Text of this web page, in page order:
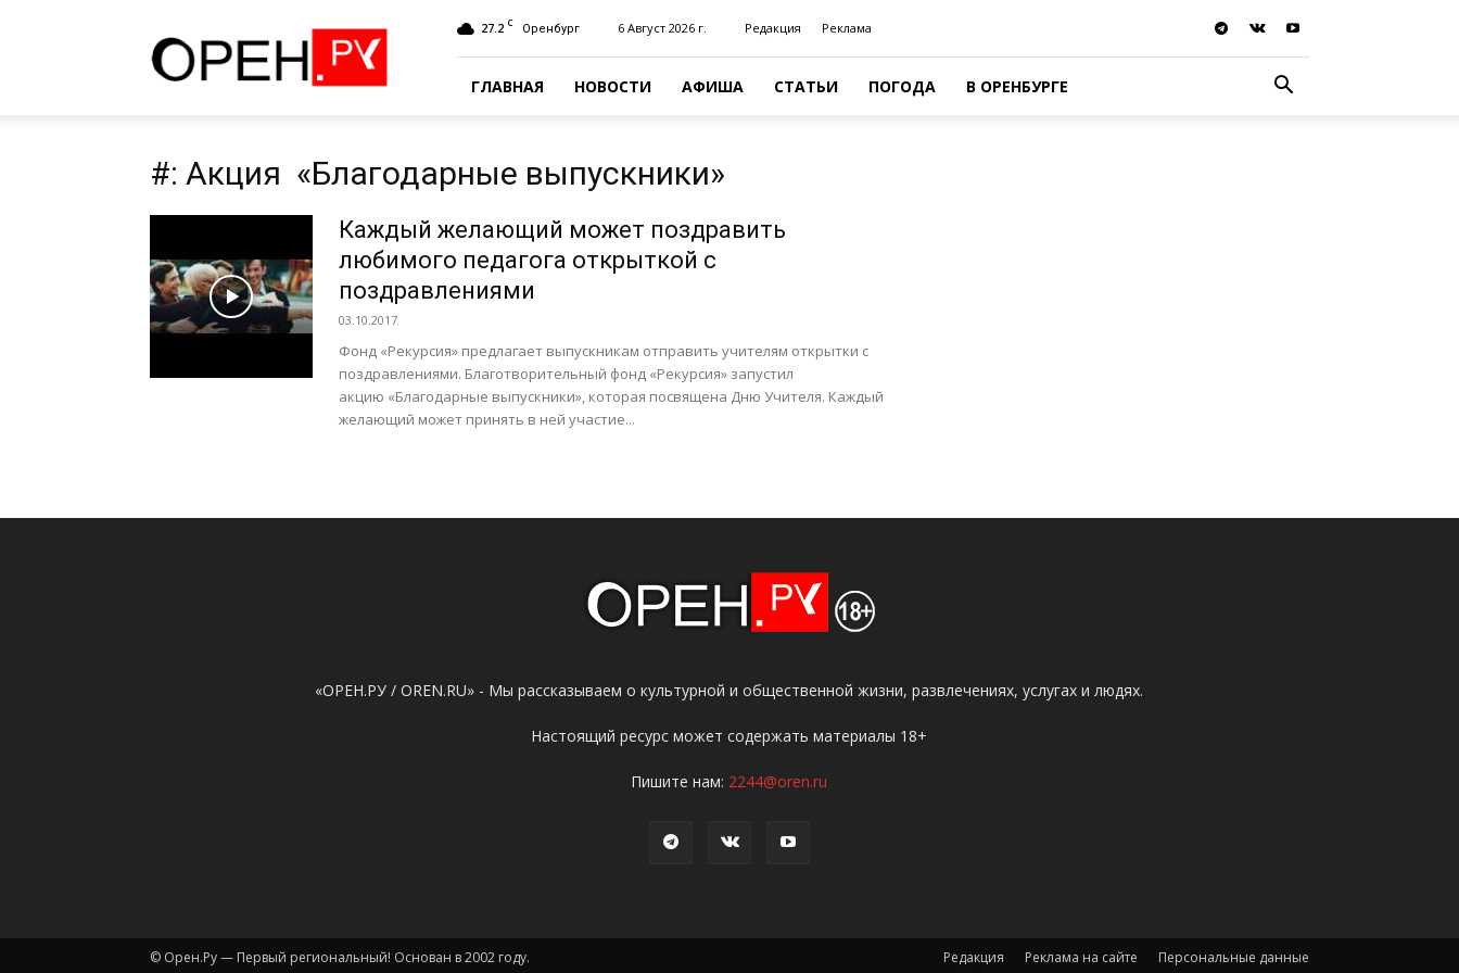
27.2 C Оренбург 6 Август 2026 г. Редакция Реклама
ГЛАВНАЯ НОВОСТИ АФИША СТАТЬИ ПОГОДА В ОРЕНБУРГЕ
#: Акция «Благодарные выпускники»
Каждый желающий может поздравить
любимого педагога открыткой с
поздравлениями
03.10.2017
Фонд «Рекурсия» предлагает выпускникам отправить учителям открытки с
поздравлениями. Благотворительный фонд «Рекурсия» запустил
акцию «Благодарные выпускники», которая посвящена Дню Учителя. Каждый
желающий может принять в ней участие...
«ОРЕН.РУ / OREN.RU» - Мы рассказываем о культурной и общественной жизни, развлечениях, услугах и людях.
Настоящий ресурс может содержать материалы 18+
Пишите нам: 2244@oren.ru
Редакция Реклама на сайте Персональные данные
© Орен.Ру — Первый региональный! Основан в 2002 году.